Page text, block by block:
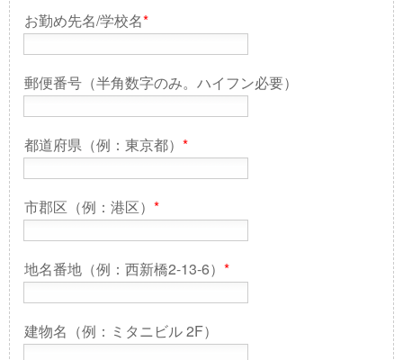
お勤め先名/学校名*
郵便番号（半角数字のみ。ハイフン必要）
都道府県（例：東京都） *
市郡区（例：港区） *
地名番地（例：西新橋2-13-6） *
建物名（例：ミタニビル 2F）